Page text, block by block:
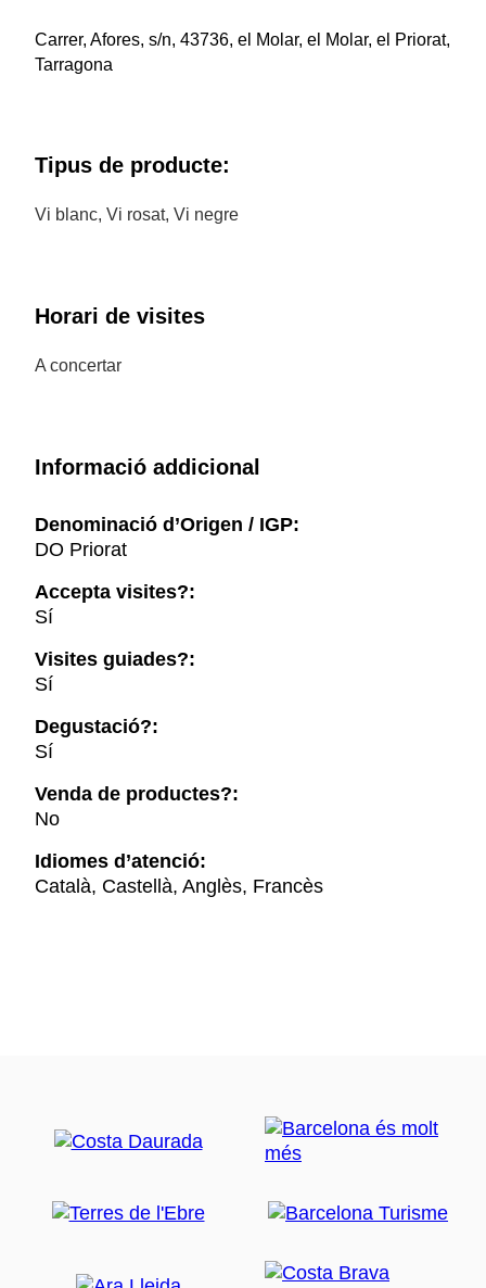
Carrer, Afores, s/n, 43736, el Molar, el Molar, el Priorat,
Tarragona
Tipus de producte:
Vi blanc, Vi rosat, Vi negre
Horari de visites
A concertar
Informació addicional
Denominació d’Origen / IGP:
DO Priorat
Accepta visites?:
Sí
Visites guiades?:
Sí
Degustació?:
Sí
Venda de productes?:
No
Idiomes d’atenció:
Català, Castellà, Anglès, Francès